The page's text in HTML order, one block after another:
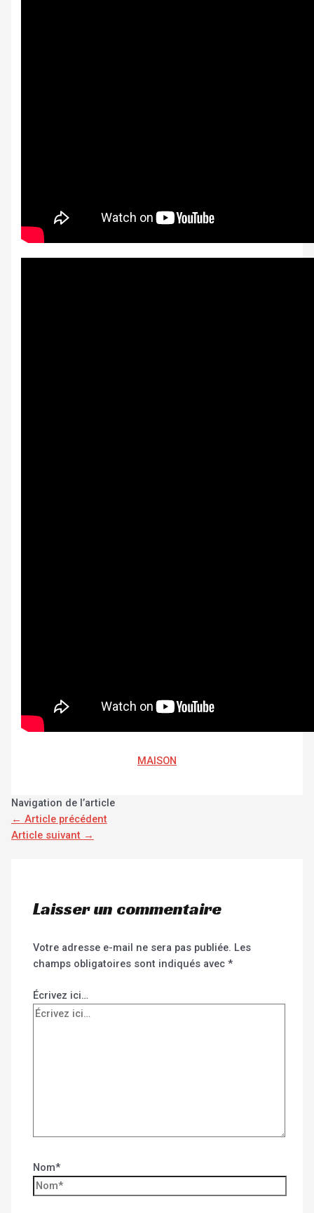
MAISON
Navigation de l’article
← Article précédent
Article suivant →
Laisser un commentaire
Votre adresse e-mail ne sera pas publiée. Les
champs obligatoires sont indiqués avec*
Écrivez ici…
Nom*